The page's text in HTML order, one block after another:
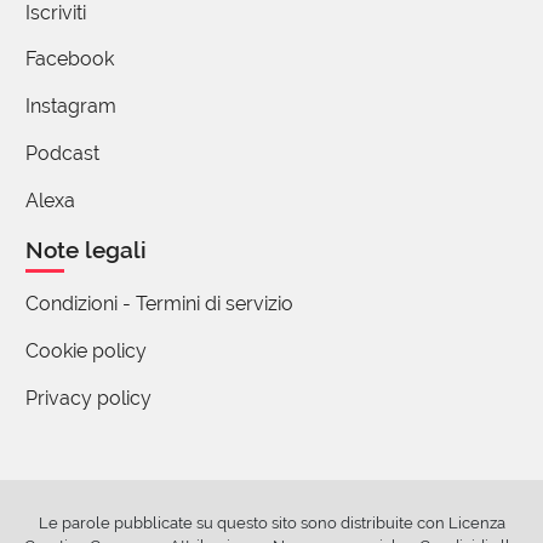
Mi piace il suono che ha.
Al significato si può aggiungere anche sincero?
Simona Sartorio
22 Dicembre 2019 13:33
Io direi di sì, anche "genuino"
toni carli
Iscriviti
Facebook
Instagram
Podcast
Alexa
Note legali
Condizioni - Termini di servizio
Cookie policy
Privacy policy
Le parole pubblicate su questo sito sono distribuite con Licenza